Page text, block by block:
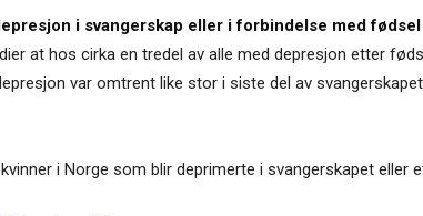
i svangerskap eller i forbindelse med fødsel
at hos cirka en tredel av alle med depresjon etter
var omtrent like stor i siste del av
i Norge som blir deprimerte i svangerskapet